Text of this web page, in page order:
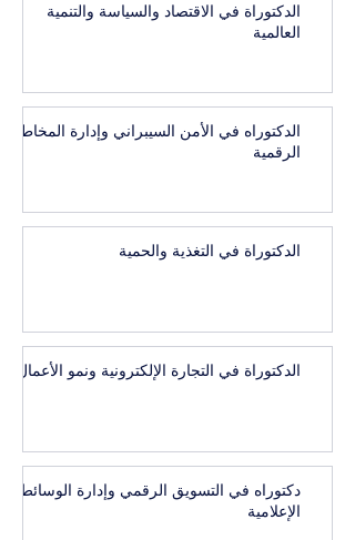
الدكتوراة في الاقتصاد والسياسة والتنمية
العالمية
الدكتوراه في الأمن السيبراني وإدارة المخاطر
الرقمية
الدكتوراة في التغذية والحمية
الدكتوراة في التجارة الإلكترونية ونمو الأعمال
دكتوراه في التسويق الرقمي وإدارة الوسائط
الإعلامية